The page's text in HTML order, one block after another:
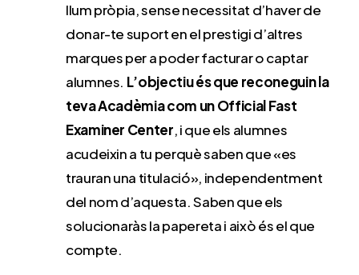
llum pròpia, sense necessitat d’haver de
donar-te suport en el prestigi d’altres
marques per a poder facturar o captar
alumnes. L’objectiu és que reconeguin la
teva Acadèmia com un Official Fast
Examiner Center, i que els alumnes
acudeixin a tu perquè saben que «es
trauran una titulació», independentment
del nom d’aquesta. Saben que els
solucionaràs la papereta i això és el que
compte.